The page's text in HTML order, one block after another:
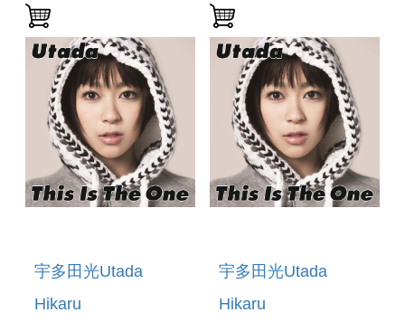
宇多田光Utada
Hikaru
宇多田光Utada
Hikaru